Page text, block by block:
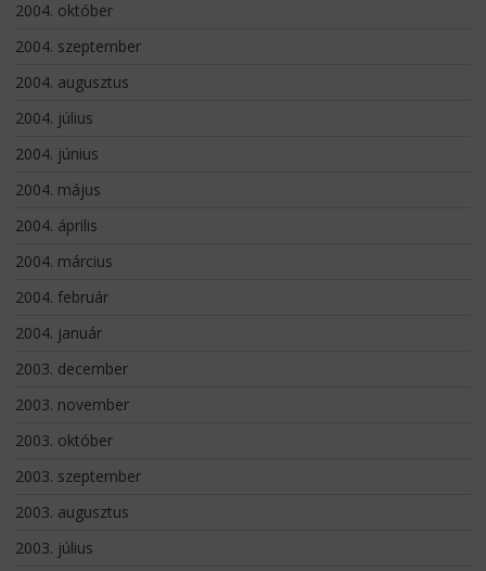
2004. október
2004. szeptember
2004. augusztus
2004. július
2004. június
2004. május
2004. április
2004. március
2004. február
2004. január
2003. december
2003. november
2003. október
2003. szeptember
2003. augusztus
2003. július